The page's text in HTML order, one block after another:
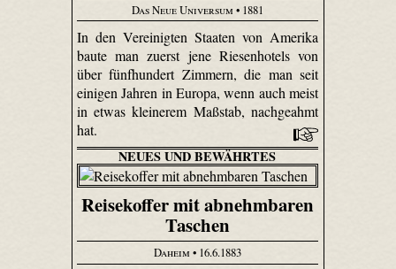
Das Neue Universum • 1881
In den Vereinigten Staaten von Amerika
baute man zuerst jene Riesenhotels von
über fünfhundert Zimmern, die man seit
einigen Jahren in Europa, wenn auch meist
in etwas kleinerem Maßstab, nachgeahmt
hat.
NEUES UND BEWÄHRTES
Reisekoffer mit abnehmbaren
Taschen
Daheim • 16.6.1883